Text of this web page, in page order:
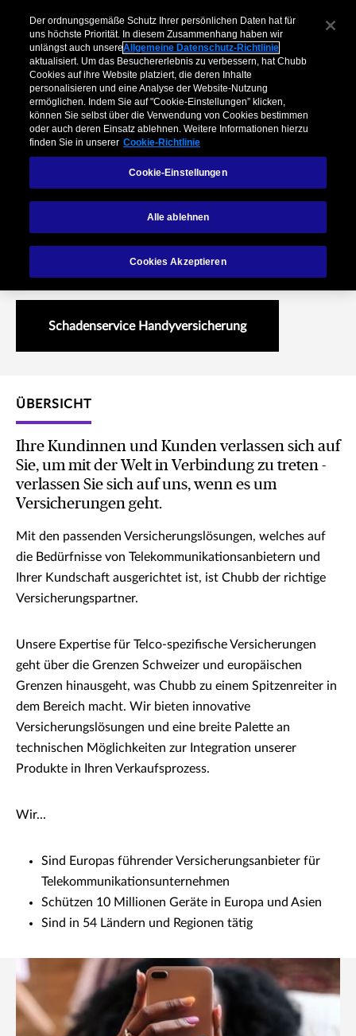
Telekommunikation
Sicherheit verbindet - Unsere Versicherungslösungen für
Telekommunikationsanbieter
Schadenservice Handyversicherung
ÜBERSICHT
Ihre Kundinnen und Kunden verlassen sich auf
Sie, um mit der Welt in Verbindung zu treten -
verlassen Sie sich auf uns, wenn es um
Versicherungen geht.
Mit den passenden Versicherungslösungen, welches auf
die Bedürfnisse von Telekommunikationsanbietern und
Ihrer Kundschaft ausgerichtet ist, ist Chubb der richtige
Versicherungspartner.
Unsere Expertise für Telco-spezifische Versicherungen
geht über die Grenzen Schweizer und europäischen
Grenzen hinausgeht, was Chubb zu einem Spitzenreiter in
dem Bereich macht. Wir bieten innovative
Versicherungslösungen und eine breite Palette an
technischen Möglichkeiten zur Integration unserer
Produkte in Ihren Verkaufsprozess.
Wir...
Sind Europas führender Versicherungsanbieter für
Telekommunikationsunternehmen
Schützen 10 Millionen Geräte in Europa und Asien
Sind in 54 Ländern und Regionen tätig
Der ordnungsgemäße Schutz Ihrer persönlichen Daten hat für
uns höchste Priorität. In diesem Zusammenhang haben wir
unlängst auch unsereAllgemeine Datenschutz-Richtlinie
aktualisiert. Um das Besuchererlebnis zu verbessern, hat Chubb
Cookies auf ihre Website platziert, die deren Inhalte
personalisieren und eine Analyse der Website-Nutzung
ermöglichen. Indem Sie auf "Cookie-Einstellungen” klicken,
können Sie selbst über die Verwendung von Cookies bestimmen
oder auch deren Einsatz ablehnen. Weitere Informationen hierzu
finden Sie in unserer Cookie-Richtlinie
Cookie-Einstellungen
Alle ablehnen
Cookies Akzeptieren